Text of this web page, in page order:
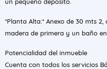
*Planta Alta:* Anexo de 30 mts
madera de primera y un baño
Potencialidad del inmueble
Cuenta con todos los servicios